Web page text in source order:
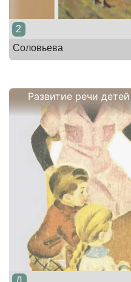
2
Соловьева
Развитие речи